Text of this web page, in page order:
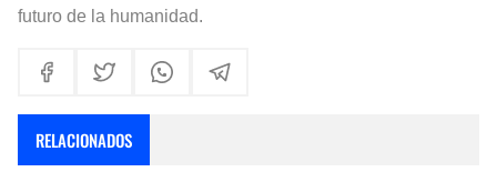
futuro de la humanidad.
RELACIONADOS